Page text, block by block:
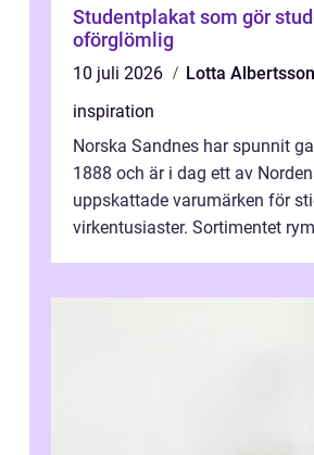
Studentplakat som gör
oförglömlig
10 juli 2026
Lotta Albertsson
inspiration
Norska Sandnes har spunnit
1888 och är i dag ett av
uppskattade varumärken för
virkentusiaster. Sortimentet